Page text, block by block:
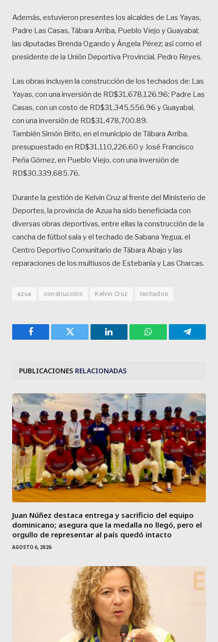
Además, estuvieron presentes los alcaldes de Las Yayas,
Padre Las Casas, Tábara Arriba, Pueblo Viejo y Guayabal;
las diputadas Brenda Ogando y Ángela Pérez; así como el
presidente de la Unión Deportiva Provincial, Pedro Reyes.
Las obras incluyen la construcción de los techados de: Las
Yayas, con una inversión de RD$31,678,126.96; Padre Las
Casas, con un costo de RD$31,345,556.96 y Guayabal,
con una inversión de RD$31,478,700.89.
También Simón Brito, en el municipio de Tábara Arriba,
presupuestado en RD$31,110,226.60 y José Francisco
Peña Gómez, en Pueblo Viejo, con una inversión de
RD$30,339,685.76.
Durante la gestión de Kelvin Cruz al frente del Ministerio de
Deportes, la provincia de Azua ha sido beneficiada con
diversas obras deportivas, entre ellas la construcción de la
cancha de fútbol sala y el techado de Sabana Yegua, el
Centro Deportivo Comunitario de Tábara Abajo y las
reparaciones de los multiusos de Estebanía y Las Charcas.
azua construcción Kelvin Cruz techados
Facebook Twitter LinkedIn WhatsApp
PUBLICACIONES RELACIONADAS
Juan Núñez destaca entrega y sacrificio del equipo
dominicano; asegura que la medalla no llegó, pero el
orgullo de representar al país quedó intacto
AGOSTO 6, 2026